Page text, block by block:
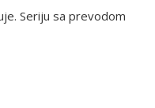
Seriju sa prevodom